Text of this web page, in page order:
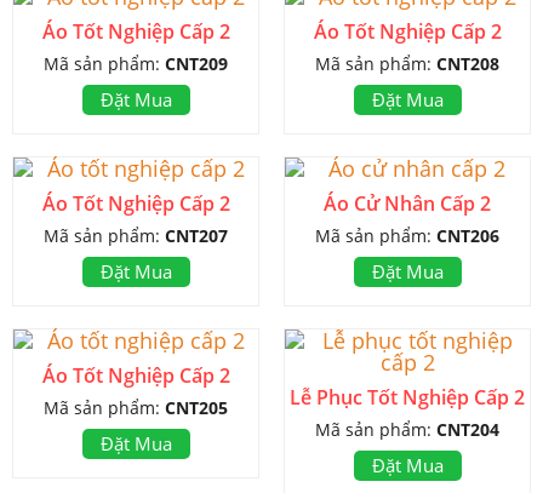
Áo Tốt Nghiệp Cấp 2
Mã sản phẩm: CNT209
Đặt Mua
Áo Tốt Nghiệp Cấp 2
Mã sản phẩm: CNT208
Đặt Mua
Áo Tốt Nghiệp Cấp 2
Mã sản phẩm: CNT207
Đặt Mua
Áo Cử Nhân Cấp 2
Mã sản phẩm: CNT206
Đặt Mua
Áo Tốt Nghiệp Cấp 2
Mã sản phẩm: CNT205
Đặt Mua
Lễ Phục Tốt Nghiệp Cấp 2
Mã sản phẩm: CNT204
Đặt Mua